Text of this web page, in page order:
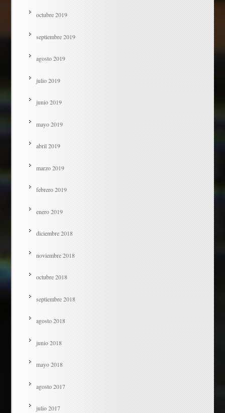
octubre 2019
septiembre 2019
agosto 2019
julio 2019
junio 2019
mayo 2019
abril 2019
marzo 2019
febrero 2019
enero 2019
diciembre 2018
noviembre 2018
octubre 2018
septiembre 2018
agosto 2018
junio 2018
mayo 2018
agosto 2017
julio 2017